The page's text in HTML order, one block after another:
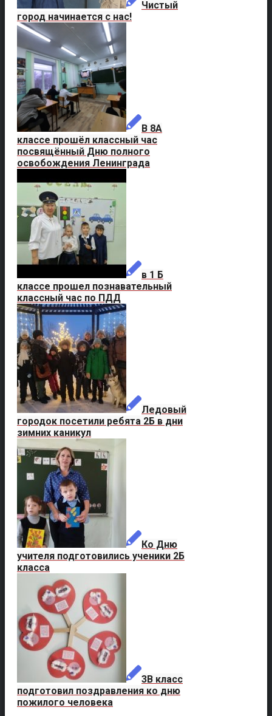
Чистый
город начинается с нас!
В 8А
классе прошёл классный час
посвящённый Дню полного
освобождения Ленинграда
в 1 Б
классе прошел познавательный
классный час по ПДД
Ледовый
городок посетили ребята 2Б в дни
зимних каникул
Ко Дню
учителя подготовились ученики 2Б
класса
3В класс
подготовил поздравления ко дню
пожилого человека